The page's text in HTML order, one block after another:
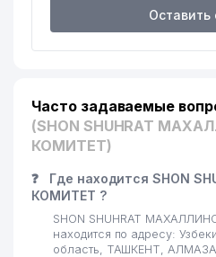
Оставить
Часто задаваемые
(SHON SHUHRAT
КОМИТЕТ)
❓
Где находится SHON
КОМИТЕТ ?
SHON SHUHRAT
находится по адресу:
область, ТАШКЕНТ,